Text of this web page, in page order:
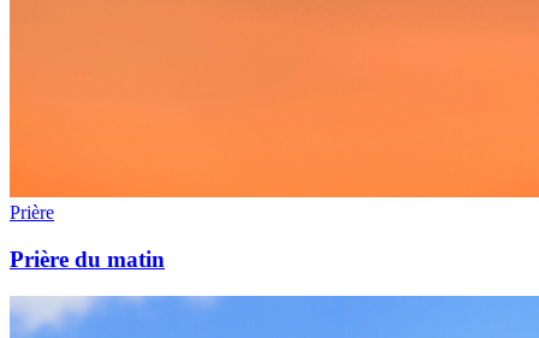
Prière
Prière du matin